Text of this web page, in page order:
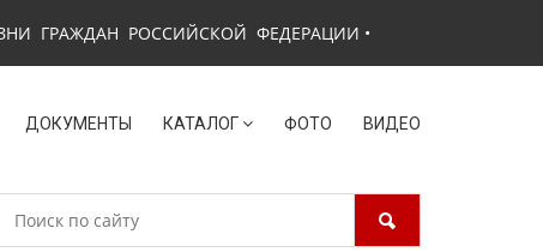
ГРАЖДАН РОССИЙСКОЙ ФЕДЕРАЦИИ •
ДОКУМЕНТЫ КАТАЛОГ ФОТО ВИДЕО